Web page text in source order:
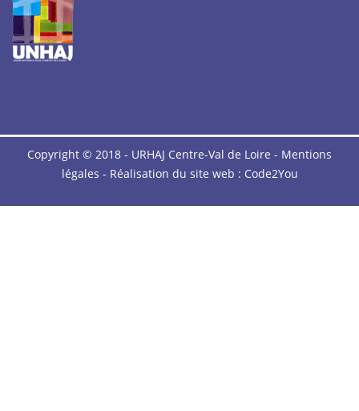
Copyright © 2018 - URHAJ Centre-Val de Loire - Mentions
légales - Réalisation du site web : Code2You